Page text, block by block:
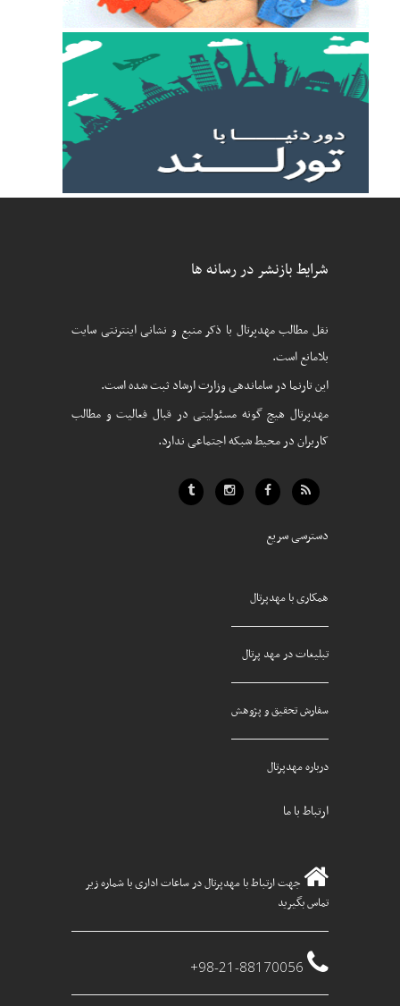
شرایط بازنشر در رسانه ها
نقل مطالب مهدپرتال با ذکر منبع و نشانی اینترنتی سایت
بلامانع است.
این تارنما در ساماندهی وزارت ارشاد ثبت شده است.
مهدپرتال هیچ گونه مسئولیتی در قبال فعالیت و مطالب
کاربران در محیط شبکه اجتماعی ندارد.
دسترسی سریع
همکاری با مهدپرتال
تبلیغات در مهد پرتال
سفارش تحقیق و پژوهش
درباره مهدپرتال
ارتباط با ما
جهت ارتباط با مهدپرتال در ساعات اداری با شماره زیر
تماس بگیرید